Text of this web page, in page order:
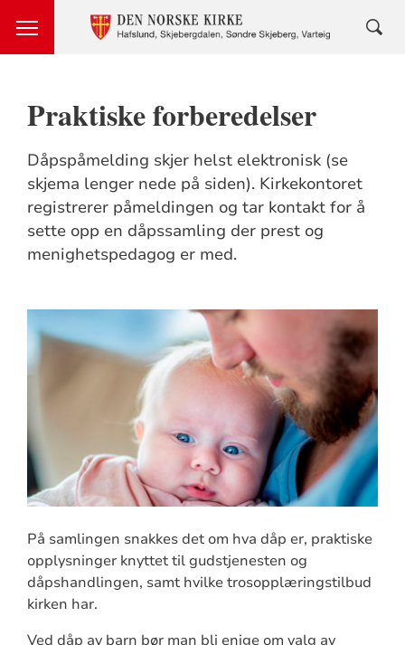
Praktiske forberedelser
Dåpspåmelding skjer helst elektronisk (se
skjema lenger nede på siden). Kirkekontoret
registrerer påmeldingen og tar kontakt for å
sette opp en dåpssamling der prest og
menighetspedagog er med.
På samlingen snakkes det om hva dåp er, praktiske
opplysninger knyttet til gudstjenesten og
dåpshandlingen, samt hvilke trosopplæringstilbud
kirken har.
Ved dåp av barn bør man bli enige om valg av